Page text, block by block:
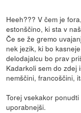
Heeh??? V čem je
estonščino, ki sta v
Če se že gremo
nek jezik, ki bo
delodajalcu bo prav
Kadarkoli sem do zdej
nemščini, francoščini,
Torej vsekakor
uporabnejši.